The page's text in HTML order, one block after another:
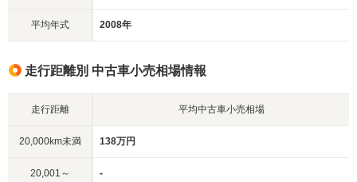
平均年式 2008年
走行距離別 中古車小売相場情報
走行距離 平均中古車小売相場
20,000km未満 138万円
20,001～
-